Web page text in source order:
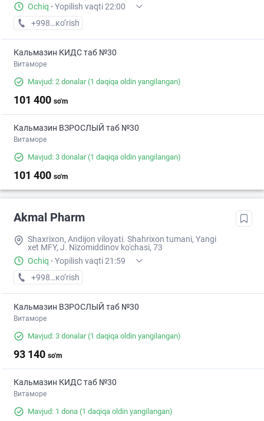
Ochiq · Yopilish vaqti 22:00
+998 (90) XXX-XX-XX
кo’rish
Кальмазин КИДС таб №30
Витаморе
Mavjud: 2 donalar(1 daqiqa oldin yangilangan)
101 400 so'm
Кальмазин ВЗРОСЛЫЙ таб №30
Витаморе
Mavjud: 3 donalar(1 daqiqa oldin yangilangan)
101 400 so'm
Akmal Pharm
Shaxrixon, Andijon viloyati. Shahrixon tumani, Yangi
xet MFY, J. Nizomiddinov ko'chasi, 73
Ochiq · Yopilish vaqti 21:59
+998 (90) XXX-XX-XX
кo’rish
Кальмазин ВЗРОСЛЫЙ таб №30
Витаморе
Mavjud: 3 donalar(1 daqiqa oldin yangilangan)
93 140 so'm
Кальмазин КИДС таб №30
Витаморе
Mavjud: 1 dona (1 daqiqa oldin yangilangan)